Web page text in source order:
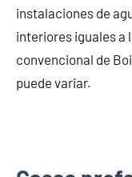
instalaciones de
interiores iguales a
convencional de
puede variar.